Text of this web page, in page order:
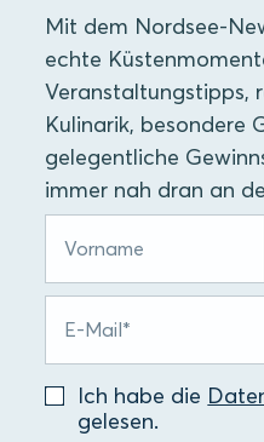
Mit dem Nordsee-
echte
Veranstaltungstipps,
Kulinarik, besondere
gelegentliche
immer nah dran an
Ich habe die
gelesen.